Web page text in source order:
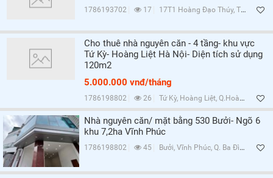
1786193702 17 17T1 Hoàng Đạo Thúy, Trung Hòa, Q.Cầu Giấy, Hà Nội
Cho thuê nhà nguyên căn - 4 tầng- khu vực
Tứ Kỳ- Hoàng Liệt Hà Nội- Diện tích sử dụng
120m2
5.000.000 vnđ/tháng
1786198802 26 Tứ Kỳ, Hoàng Liệt, Q.Hoàng Mai, Hà Nội
Nhà nguyên căn/ mặt bằng 530 Bưởi- Ngõ 6
khu 7,2ha Vĩnh Phúc
1786198802 45 Bưởi, Vĩnh Phúc, Q. Ba Đình, Hà Nội